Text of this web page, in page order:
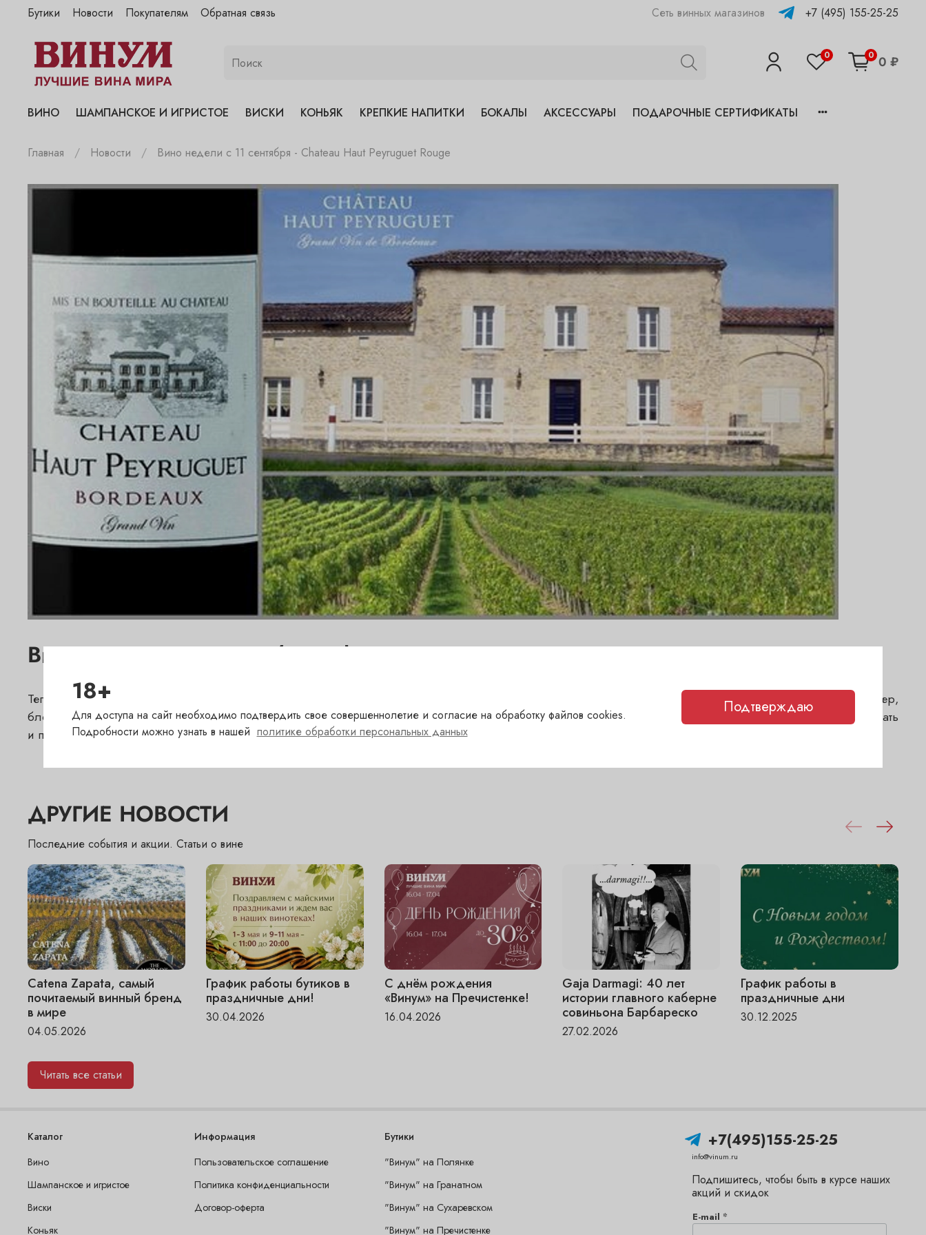
Бутики
"Винум" на Полянке
"Винум" на Гранатном
"Винум" на Сухаревском
"Винум" на Садовнической
Новости Покупателям Обратная связь Сеть винных магазинов +7 (495) 155-25-25
0 0 0 ₽
ВИНО ШАМПАНСКОЕ И ИГРИСТОЕ ВИСКИ КОНЬЯК КРЕПКИЕ НАПИТКИ БОКАЛЫ АКСЕССУАРЫ ПОДАРОЧНЫЕ СЕРТИФИКАТЫ
Главная Новости Вино недели с 11 сентября - Chateau Haut Peyruguet Rouge
Вино недели с 11 сентября - Chateau Haut Peyruguet Rouge
Теплая осень – отличное время для легкого, прохладного бордо. Поэтому вино второй недели сентября – Haut Peyruguet
из региона Антр-де-Мер,
бленд с преобладанием мерло, с чистым фруктовым характером, легко пьющийся и очень гастрономичный. С 11 по 17 сентября это вино можно попробовать
и приобрести на специальных условиях во всех бутиках «Винум»!
ДРУГИЕ НОВОСТИ
Последние события и акции. Статьи о вине
Catena Zapata, самый
почитаемый винный бренд
в мире
04.05.2026
График работы бутиков в
праздничные дни!
30.04.2026
С днём рождения
«Винум» на Пречистенке!
16.04.2026
Gaja Darmagi: 40 лет
истории главного каберне
совиньона Барбареско
27.02.2026
График работы в
праздничные дни
30.12.2025
Читать все статьи
Каталог
Вино
Шампанское и игристое
Виски
Коньяк
Информация
Пользовательское соглашение
Политика конфиденциальности
Договор-оферта
Бутики
"Винум" на Полянке
"Винум" на Гранатном
"Винум" на Сухаревском
"Винум" на Пречистенке
+7(495)155-25-25
info@vinum.ru
Подпишитесь, чтобы быть в курсе наших
акций и скидок
E-mail *
18+
Для доступа на сайт необходимо подтвердить свое совершеннолетие и согласие на обработку файлов cookies.
Подробности можно узнать в нашей политике обработки персональных данных
Подтверждаю